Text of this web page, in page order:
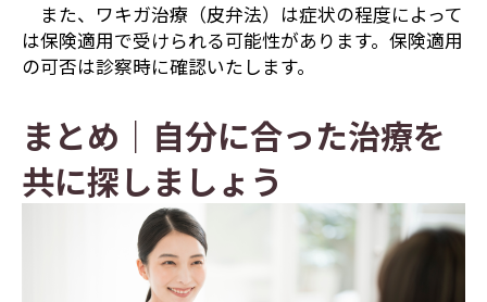
また、ワキガ治療（皮弁法）は症状の程度によって
は保険適用で受けられる可能性があります。保険適用
の可否は診察時に確認いたします。
まとめ｜自分に合った治療を
共に探しましょう